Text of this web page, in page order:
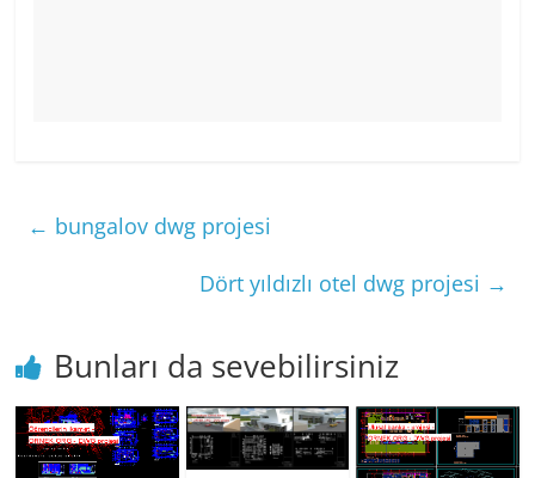
← bungalov dwg projesi
Dört yıldızlı otel dwg projesi →
Bunları da sevebilirsiniz